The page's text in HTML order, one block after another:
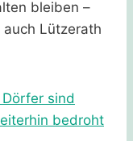
bleiben –
Lützerath
sind
bedroht